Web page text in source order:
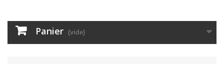
Panier (vide)